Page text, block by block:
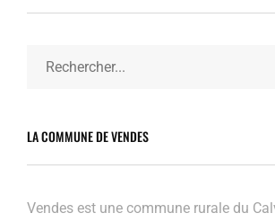
LA COMMUNE DE VENDES
Vendes est une commune rurale du